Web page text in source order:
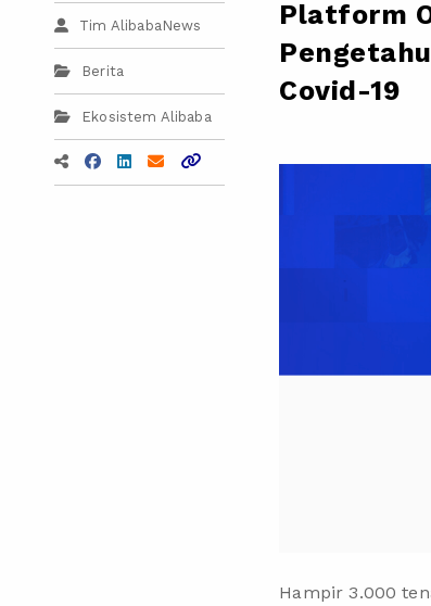
Tim AlibabaNews
Berita
Ekosistem Alibaba
Platform
Covid-19
Hampir 3.000